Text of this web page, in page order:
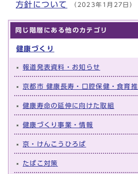
方針について （2023年1月27日）
同じ階層にある他のカテゴリ
健康づくり
報道発表資料・お知らせ
京都市 健康長寿・口腔保健・食育
健康寿命の延伸に向けた取組
健康づくり事業・情報
京・けんこうひろば
たばこ対策